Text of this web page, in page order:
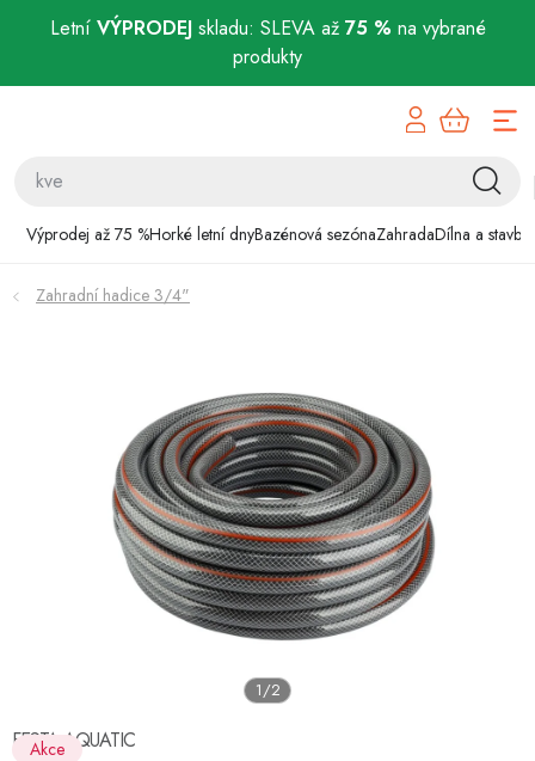
Letní VÝPRODEJskladu: SLEVA až 75 % na vybrané
produkty
Výprodej až 75 %Horké letní dnyBazénová sezónaZahradaDílna a stavba
Bazénová sezóna
Zahrada
Domácnost
Chovatelské potřeby
Hobby
Dětské zboží a hračky
Zahradní hadice 3/4"
FESTA AQUATIC
Akce
1/2